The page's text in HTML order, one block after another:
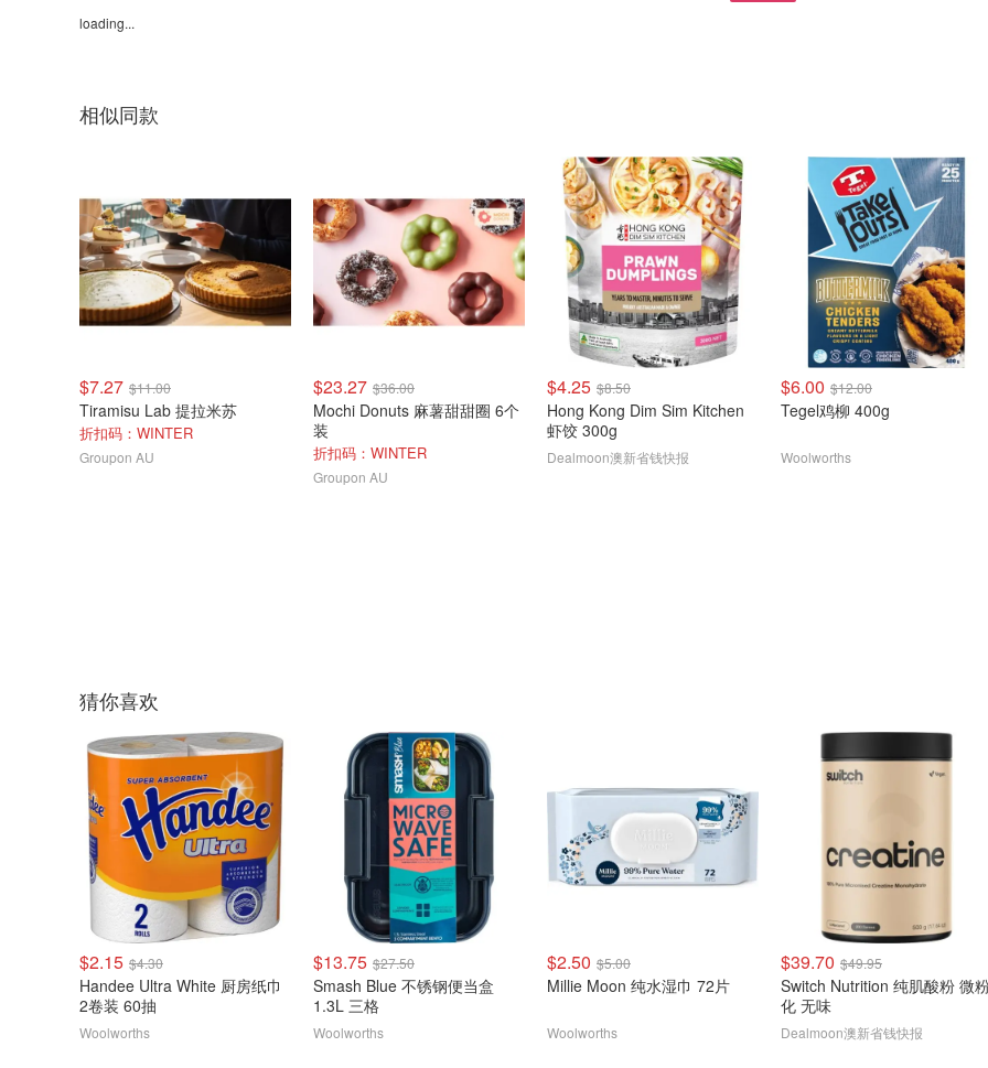
loading...
相似同款
$7.27 $11.00
Tiramisu Lab 提拉米苏
折扣码：WINTER
Groupon AU
$23.27 $36.00
Mochi Donuts 麻薯甜甜圈 6个
装
折扣码：WINTER
Groupon AU
$4.25 $8.50
Hong Kong Dim Sim Kitchen
虾饺 300g
Dealmoon澳新省钱快报
$6.00 $12.00
Tegel鸡柳 400g
Woolworths
猜你喜欢
$2.15 $4.30
Handee Ultra White 厨房纸巾
2卷装 60抽
Woolworths
$13.75 $27.50
Smash Blue 不锈钢便当盒
1.3L 三格
Woolworths
$2.50 $5.00
Millie Moon 纯水湿巾 72片
Woolworths
$39.70 $49.95
Switch Nutrition 纯肌酸粉 微
化 无味
Dealmoon澳新省钱快报